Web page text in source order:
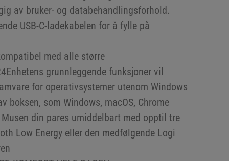
av bruker- og databehandlingsforhold.
USB-C-ladekabelen for å fylle på
med alle større
grunnleggende funksjoner vil
for operativsystemer utenom Windows
boksen, som Windows, macOS, Chrome
din pares umiddelbart med opptil tre
Low Energy eller den medfølgende Logi